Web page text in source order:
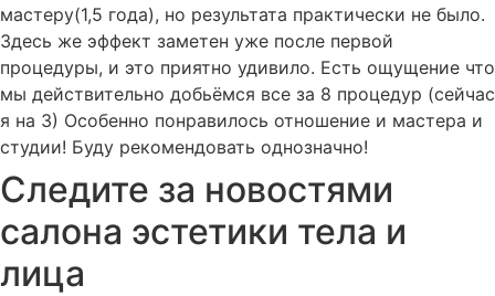
мастеру(1,5 года), но результата практически не было.
Здесь же эффект заметен уже после первой
процедуры, и это приятно удивило. Есть ощущение что
мы действительно добьёмся все за 8 процедур (сейчас
я на 3) Особенно понравилось отношение и мастера и
студии! Буду рекомендовать однозначно!
Следите за новостями
салона эстетики тела и
лица